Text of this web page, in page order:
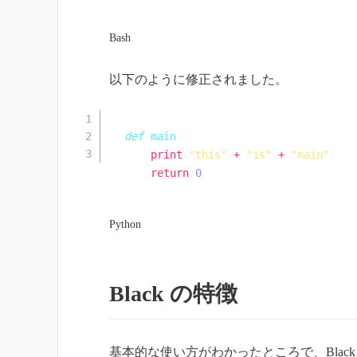
Bash
以下のように修正されました。
def main
print
"this" + "is" + "main"
return 0
Python
Black の特徴
基本的な使い方がわかったところで、